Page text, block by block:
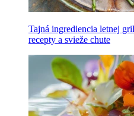
Tajná ingrediencia letnej
recepty a svieže chute